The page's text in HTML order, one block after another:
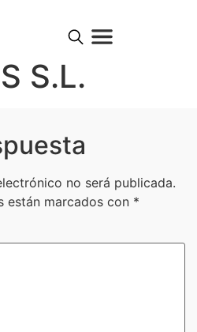
S.L.
no será publicada.
están marcados con *